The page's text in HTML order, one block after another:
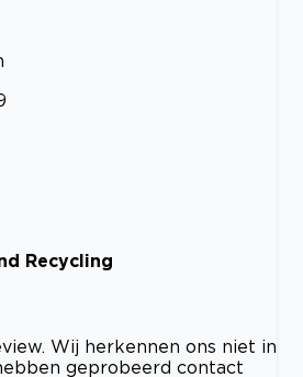
Recycling
Wij herkennen ons niet in
geprobeerd contact